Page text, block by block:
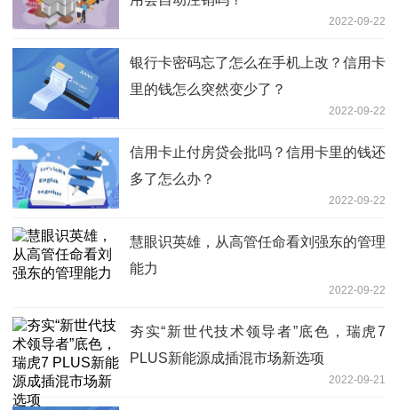
2022-09-22
银行卡密码忘了怎么在手机上改？信用卡
里的钱怎么突然变少了？
2022-09-22
信用卡止付房贷会批吗？信用卡里的钱还
多了怎么办？
2022-09-22
慧眼识英雄，从高管任命看刘强东的管理
能力
2022-09-22
夯实“新世代技术领导者”底色，瑞虎7
PLUS新能源成插混市场新选项
2022-09-21